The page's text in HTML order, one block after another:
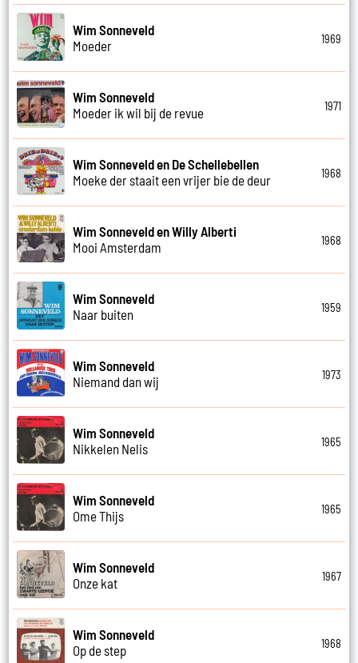
Wim Sonneveld
Moeder
1969
Wim Sonneveld
Moeder ik wil bij de revue
1971
Wim Sonneveld en De Schellebellen
Moeke der staait een vrijer bie de deur
1968
Wim Sonneveld en Willy Alberti
Mooi Amsterdam
1968
Wim Sonneveld
Naar buiten
1959
Wim Sonneveld
Niemand dan wij
1973
Wim Sonneveld
Nikkelen Nelis
1965
Wim Sonneveld
Ome Thijs
1965
Wim Sonneveld
Onze kat
1967
Wim Sonneveld
Op de step
1968